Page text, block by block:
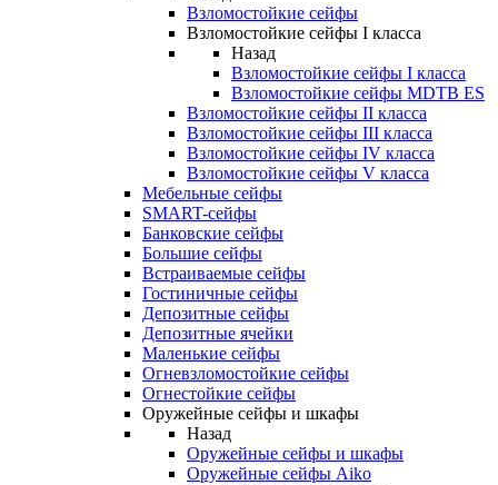
Взломостойкие сейфы
Взломостойкие сейфы I класса
Назад
Взломостойкие сейфы I класса
Взломостойкие сейфы MDTB ES
Взломостойкие сейфы II класса
Взломостойкие сейфы III класса
Взломостойкие сейфы IV класса
Взломостойкие сейфы V класса
Мебельные сейфы
SMART-сейфы
Банковские сейфы
Большие сейфы
Встраиваемые сейфы
Гостиничные сейфы
Депозитные сейфы
Депозитные ячейки
Маленькие сейфы
Огневзломостойкие сейфы
Огнестойкие сейфы
Оружейные сейфы и шкафы
Назад
Оружейные сейфы и шкафы
Оружейные сейфы Aiko